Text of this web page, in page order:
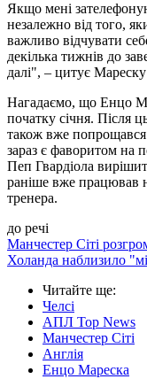
Якщо мені
незалежно від того,
важливо відчувати
декілька тижнів до
далі", – цитує Мареску
Нагадаємо, що Енцо
початку січня. Після
також вже попрощався
зараз є фаворитом на
Пеп Гвардіола
раніше вже працював
тренера.
до речі
Манчестер Сіті
Холанда наблизило
Читайте ще:
Челсі
АПЛ Top News
Манчестер Сіті
Англія
Енцо Мареска